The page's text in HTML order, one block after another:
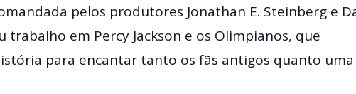
pelos produtores Jonathan E. Steinberg e
trabalho em Percy Jackson e os Olimpianos, que
para encantar tanto os fãs antigos quanto uma